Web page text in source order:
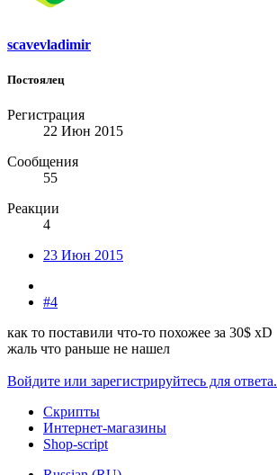
scavevladimir
Постоялец
Регистрация
22 Июн 2015
Сообщения
55
Реакции
4
23 Июн 2015
#4
как то поставили что-то похожее за 30$ xD
жаль что раньше не нашел
Войдите или зарегистрируйтесь для ответа.
Скрипты
Интернет-магазины
Shop-script